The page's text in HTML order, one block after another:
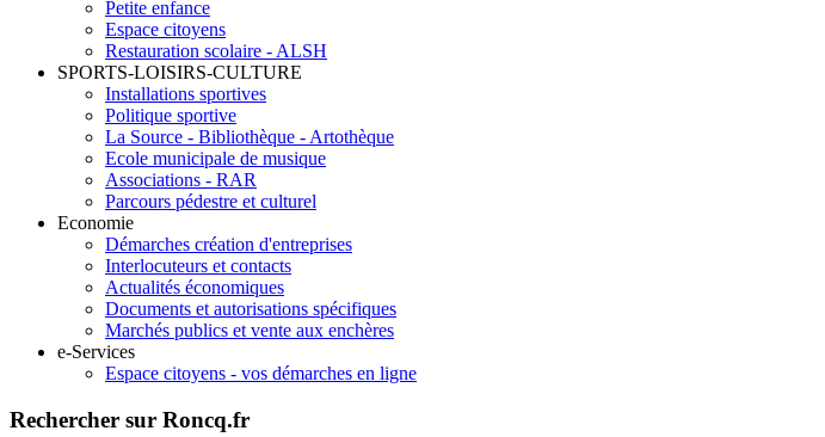
Petite enfance
Espace citoyens
Restauration scolaire - ALSH
SPORTS-LOISIRS-CULTURE
Installations sportives
Politique sportive
La Source - Bibliothèque - Artothèque
Ecole municipale de musique
Associations - RAR
Parcours pédestre et culturel
Economie
Démarches création d'entreprises
Interlocuteurs et contacts
Actualités économiques
Documents et autorisations spécifiques
Marchés publics et vente aux enchères
e-Services
Espace citoyens - vos démarches en ligne
Rechercher sur Roncq.fr